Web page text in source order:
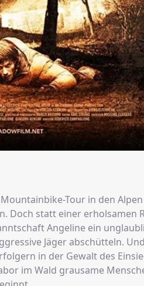
Tour in den
Doch statt einer erholsamen
Angeline ein
Jäger abschütteln.
in der Gewalt des
im Wald grausame